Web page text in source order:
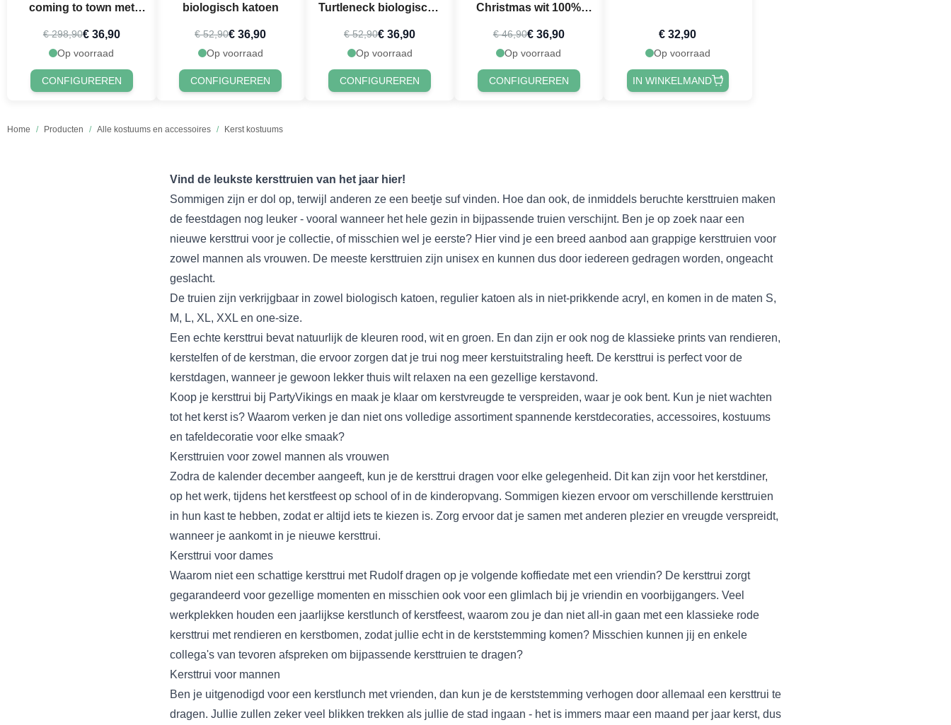
Home / Producten / Alle kostuums en accessoires / Kerst kostuums
coming to town met
€ 298,90€ 36,90
Op voorraad
CONFIGUREREN
biologisch katoen
€ 52,90€ 36,90
Op voorraad
CONFIGUREREN
Turtleneck biologische
€ 52,90€ 36,90
Op voorraad
CONFIGUREREN
Christmas wit 100%
€ 46,90€ 36,90
Op voorraad
CONFIGUREREN
€ 32,90
Op voorraad
IN WINKELMAND
Vind de leukste kersttruien van het jaar hier!
Sommigen zijn er dol op, terwijl anderen ze een beetje suf vinden. Hoe dan ook, de inmiddels beruchte kersttruien maken
de feestdagen nog leuker - vooral wanneer het hele gezin in bijpassende truien verschijnt. Ben je op zoek naar een
nieuwe kersttrui voor je collectie, of misschien wel je eerste? Hier vind je een breed aanbod aan grappige kersttruien voor
zowel mannen als vrouwen. De meeste kersttruien zijn unisex en kunnen dus door iedereen gedragen worden, ongeacht
geslacht.
De truien zijn verkrijgbaar in zowel biologisch katoen, regulier katoen als in niet-prikkende acryl, en komen in de maten S,
M, L, XL, XXL en one-size.
Een echte kersttrui bevat natuurlijk de kleuren rood, wit en groen. En dan zijn er ook nog de klassieke prints van rendieren,
kerstelfen of de kerstman, die ervoor zorgen dat je trui nog meer kerstuitstraling heeft. De kersttrui is perfect voor de
kerstdagen, wanneer je gewoon lekker thuis wilt relaxen na een gezellige kerstavond.
Koop je kersttrui bij PartyVikings en maak je klaar om kerstvreugde te verspreiden, waar je ook bent. Kun je niet wachten
tot het kerstis? Waarom verken je dan niet ons volledige assortiment spannende kerstdecoraties, accessoires, kostuums
en tafeldecoratie voor elke smaak?
Kersttruien voor zowel mannen als vrouwen
Zodra de kalender december aangeeft, kun je de kersttrui dragen voor elke gelegenheid. Dit kan zijn voor het kerstdiner,
op het werk, tijdens het kerstfeest op school of in de kinderopvang. Sommigen kiezen ervoor om verschillende kersttruien
in hun kast te hebben, zodat er altijd iets te kiezen is. Zorg ervoor dat je samen met anderen plezier en vreugde verspreidt,
wanneer je aankomt in je nieuwe kersttrui.
Kersttrui voor dames
Waarom niet een schattige kersttrui met Rudolfdragen op je volgende koffiedate met een vriendin? De kersttrui zorgt
gegarandeerd voor gezellige momenten en misschien ook voor een glimlach bij je vriendin en voorbijgangers. Veel
werkplekken houden een jaarlijkse kerstlunch of kerstfeest, waarom zou je dan niet all-in gaan met een klassieke rode
kersttrui met rendieren en kerstbomen, zodat jullie echt in de kerststemming komen? Misschien kunnen jij en enkele
collega's van tevoren afspreken om bijpassende kersttruien te dragen?
Kersttrui voor mannen
Ben je uitgenodigd voor een kerstlunch met vrienden, dan kun je de kerststemming verhogen door allemaal een kersttrui te
dragen. Jullie zullen zeker veel blikken trekken als jullie de stad ingaan - het is immers maar een maand per jaar kerst, dus